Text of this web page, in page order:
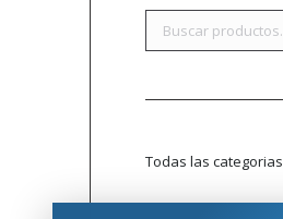
Todas las categorias